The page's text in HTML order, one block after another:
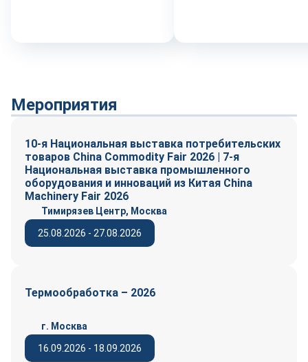
Мероприятия
10-я Национальная выставка потребительских
товаров China Commodity Fair 2026 | 7-я
Национальная выставка промышленного
оборудования и инноваций из Китая China
Machinery Fair 2026
25.08.2026 - 27.08.2026
Тимирязев Центр, Москва
Термообработка – 2026
16.09.2026 - 18.09.2026
г. Москва